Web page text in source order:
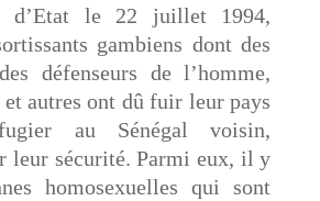
d’Etat le 22 juillet 1994,
gambiens dont des
défenseurs de l’homme,
autres ont dû fuir leur pays
au Sénégal voisin,
leur sécurité. Parmi eux, il y
homosexuelles qui sont